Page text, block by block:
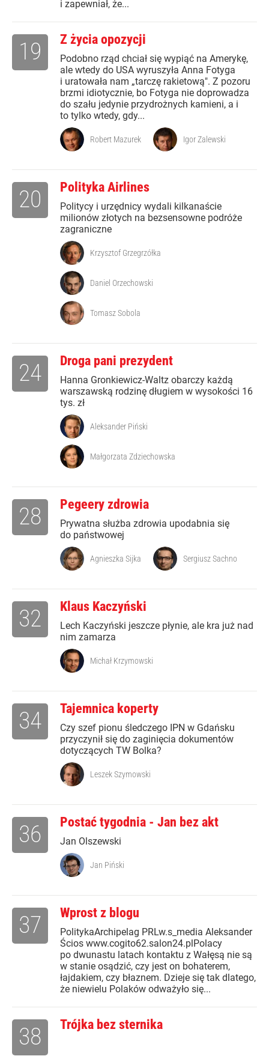
i zapewniał, że...
Z życia opozycji
Podobno rząd chciał się wypiąć na Amerykę,
ale wtedy do USA wyruszyła Anna Fotyga
i uratowała nam „tarczę rakietową". Z pozoru
brzmi idiotycznie, bo Fotyga nie doprowadza
do szału jedynie przydrożnych kamieni, a i
to tylko wtedy, gdy...
19
Robert Mazurek Igor Zalewski
Polityka Airlines
Politycy i urzędnicy wydali kilkanaście
milionów złotych na bezsensowne podróże
zagraniczne
20
Krzysztof Grzegrzółka
Daniel Orzechowski
Tomasz Sobola
Droga pani prezydent
Hanna Gronkiewicz-Waltz obarczy każdą
warszawską rodzinę długiem w wysokości 16
tys. zł
24
Aleksander Piński
Małgorzata Zdziechowska
Pegeery zdrowia
Prywatna służba zdrowia upodabnia się
do państwowej
28
Agnieszka Sijka Sergiusz Sachno
Klaus Kaczyński
Lech Kaczyński jeszcze płynie, ale kra już nad
nim zamarza
32
Michał Krzymowski
Tajemnica koperty
Czy szef pionu śledczego IPN w Gdańsku
przyczynił się do zaginięcia dokumentów
dotyczących TW Bolka?
34
Leszek Szymowski
Postać tygodnia - Jan bez akt
Jan Olszewski
36
Jan Piński
Wprost z blogu
PolitykaArchipelag PRLw.s_media Aleksander
Ścios www.cogito62.salon24.plPolacy
po dwunastu latach kontaktu z Wałęsą nie są
w stanie osądzić, czy jest on bohaterem,
łajdakiem, czy błaznem. Dzieje się tak dlatego,
że niewielu Polaków odważyło się...
37
Trójka bez sternika
38